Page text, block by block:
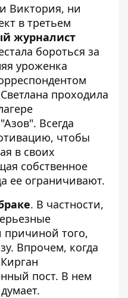
Виктория, ни
в третьем
журналист
бороться за
уроженка
проходила
Всегда
чтобы
в своих
собственное
ее ограничивают.
. В частности,
того,
Впрочем, когда
пост. В нем